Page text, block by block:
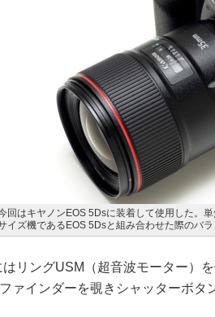
回はキヤノンEOS 5Dsに装着して使用した。
イズ機であるEOS 5Dsと組み合わせた際のバ
リングUSM（超音波モーター）
ァインダーを覗きシャッターボタ